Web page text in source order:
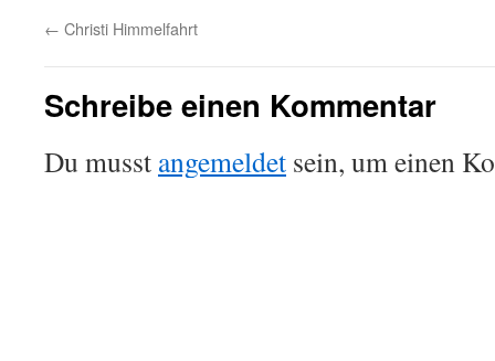
← Christi Himmelfahrt
Schreibe einen Kommentar
Du musst angemeldet sein, um einen